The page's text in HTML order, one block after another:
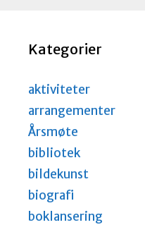
Kategorier
aktiviteter
arrangementer
Årsmøte
bibliotek
bildekunst
biografi
boklansering